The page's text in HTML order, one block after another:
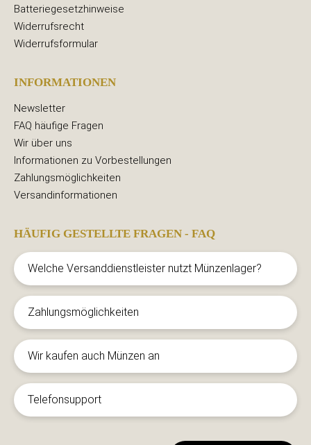
Batteriegesetzhinweise
Widerrufsrecht
Widerrufsformular
INFORMATIONEN
Newsletter
FAQ häufige Fragen
Wir über uns
Informationen zu Vorbestellungen
Zahlungsmöglichkeiten
Versandinformationen
HÄUFIG GESTELLTE FRAGEN - FAQ
Welche Versanddienstleister nutzt Münzenlager?
Zahlungsmöglichkeiten
Wir kaufen auch Münzen an
Telefonsupport